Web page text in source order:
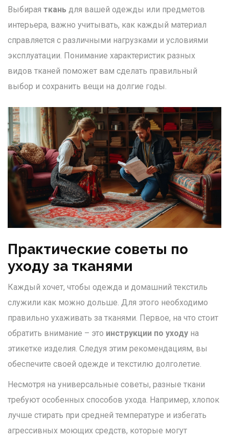
Выбирая ткань для вашей одежды или предметов
интерьера, важно учитывать, как каждый материал
справляется с различными нагрузками и условиями
эксплуатации. Понимание характеристик разных
видов тканей поможет вам сделать правильный
выбор и сохранить вещи на долгие годы.
Практические советы по
уходу за тканями
Каждый хочет, чтобы одежда и домашний текстиль
служили как можно дольше. Для этого необходимо
правильно ухаживать за тканями. Первое, на что стоит
обратить внимание – это инструкции по уходу на
этикетке изделия. Следуя этим рекомендациям, вы
обеспечите своей одежде и текстилю долголетие.
Несмотря на универсальные советы, разные ткани
требуют особенных способов ухода. Например, хлопок
лучше стирать при средней температуре и избегать
агрессивных моющих средств, которые могут